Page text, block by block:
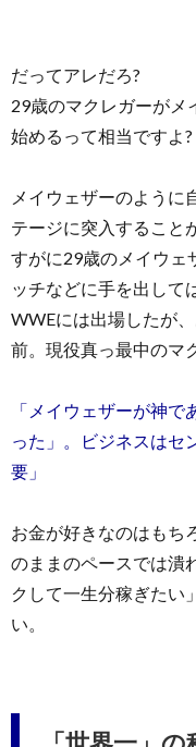
だってアレだろ?
29歳のマクレガーがメ
始めるって相当ですよ?
メイウェザーのように
テージに突入すること
すがに29歳のメイウ
ッチなどに手を出して
WWEには出場したが
前。現役真っ最中のマ
「メイウェザーが神
った」。ビジネスはセ
要」
お金が好きなのはもち
のままのペースでは潰
クして一生分稼ぎたい
い。